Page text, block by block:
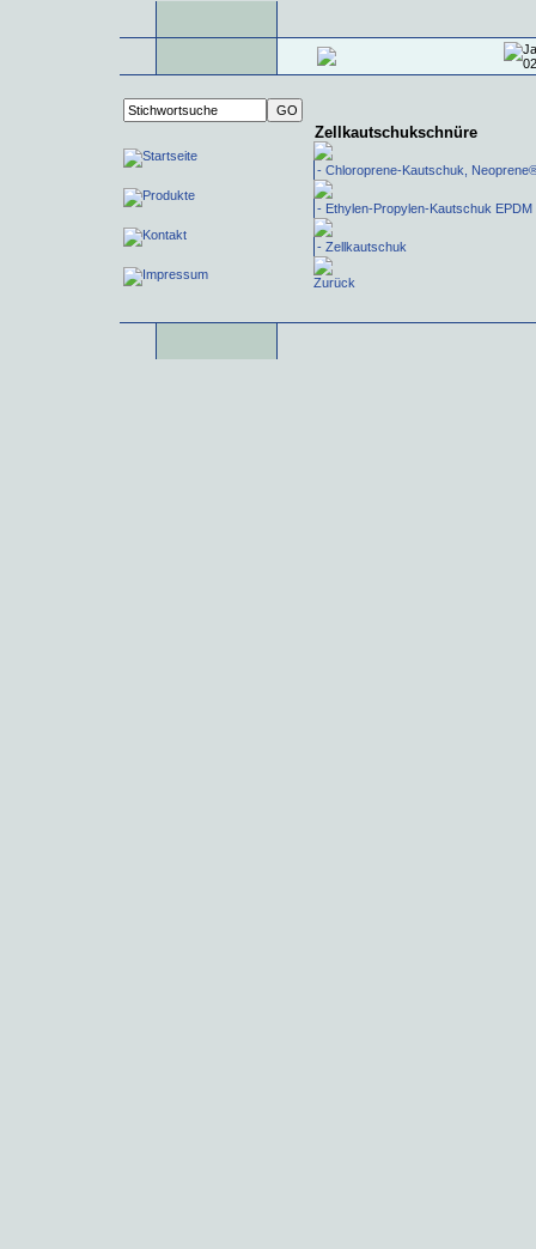
Zellkautschukschnüre
- Chloroprene-Kautschuk,
- Ethylen-Propylen-Kautschuk EPDM
- Zellkautschuk
Zurück